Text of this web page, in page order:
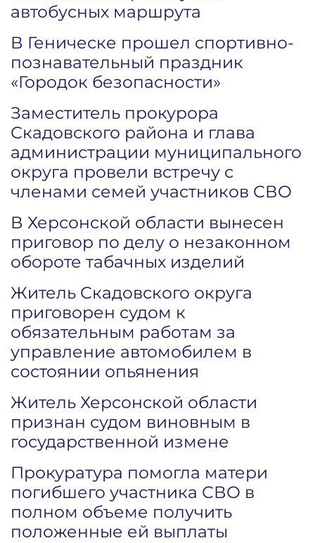
автобусных маршрута
В Геническе прошел спортивно-
познавательный праздник
«Городок безопасности»
Заместитель прокурора
Скадовского района и глава
администрации муниципального
округа провели встречу с
членами семей участников СВО
В Херсонской области вынесен
приговор по делу о незаконном
обороте табачных изделий
Житель Скадовского округа
приговорен судом к
обязательным работам за
управление автомобилем в
состоянии опьянения
Житель Херсонской области
признан судом виновным в
государственной измене
Прокуратура помогла матери
погибшего участника СВО в
полном объеме получить
положенные ей выплаты